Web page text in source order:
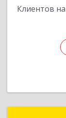
Клиентов